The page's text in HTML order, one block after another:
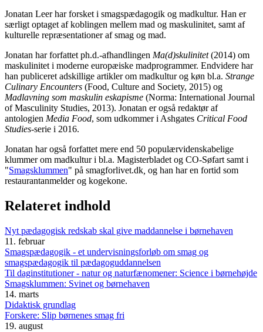
Jonatan Leer har forsket i smagspædagogik og madkultur. Han er
særligt optaget af koblingen mellem mad og maskulinitet, samt af
kulturelle repræsentationer af smag og mad.
Jonatan har forfattet ph.d.-afhandlingen Ma(d)skulinitet(2014) om
maskulinitet i moderne europæiske madprogrammer. Endvidere har
han publiceret adskillige artikler om madkultur og køn bl.a. Strange
Culinary Encounters (Food, Culture and Society, 2015) og
Madlavning som maskulin eskapisme (Norma: International Journal
of Masculinity Studies, 2013). Jonatan er også redaktør af
antologien Media Food, som udkommer i Ashgates Critical Food
Studies-serie i 2016.
Jonatan har også forfattet mere end 50 populærvidenskabelige
klummer om madkultur i bl.a. Magisterbladet og CO-Søfart samt i
"Smagsklummen" på smagforlivet.dk og han har en fortid som
restaurantanmelder og kogekone.
Relateret indhold
Nyt pædagogisk redskab skal give maddannelse i børnehaven
11. februar
Smagspædagogik - et undervisningsforløb om smag og
smagspædagogik til pædagoguddannelsen
Til daginstitutioner - natur og naturfænomener: Science i børnehøjde
Smagsklummen: Svinet og børnehaven
14. marts
Didaktisk grundlag
Forskere: Slip børnenes smag fri
19. august